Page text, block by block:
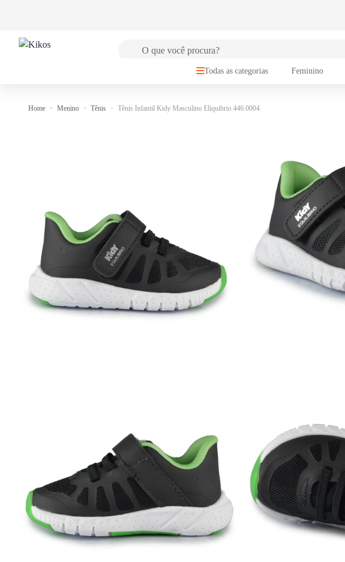
Todas as categorias Feminino
Home Menino Tênis Tênis Infantil Kidy Masculino Eliquibrio 446.0004